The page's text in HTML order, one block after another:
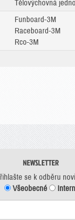
Tělovýchovná
Funboard-3M
Raceboard-3M
Rco-3M
NEWSLETTER
se k odběru
Všeobecné